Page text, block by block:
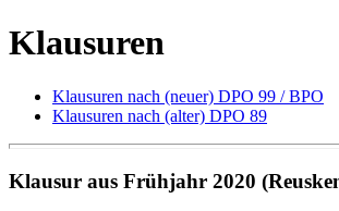
Klausuren
Klausuren nach (neuer) DPO 99 / BPO
Klausuren nach (alter) DPO 89
Klausur aus Frühjahr 2020